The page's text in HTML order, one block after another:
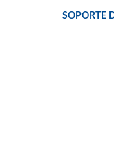
SOPORTE